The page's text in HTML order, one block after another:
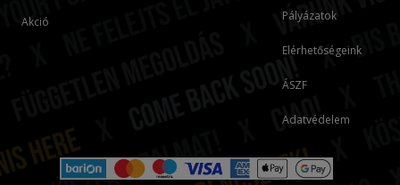
Akció Pályázatok
Elérhetőségeink
ÁSZF
Adatvédelem